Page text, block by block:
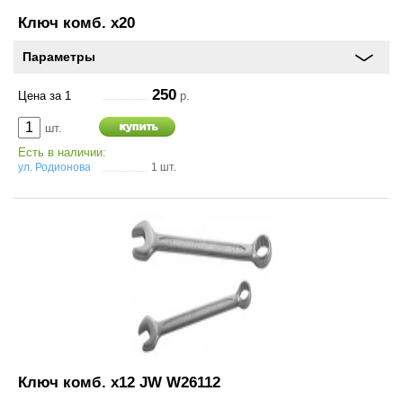
Ключ комб. х20
Параметры
Цена за 1 250 р.
шт.
Есть в наличии:
ул. Родионова 1 шт.
Ключ комб. х12 JW W26112